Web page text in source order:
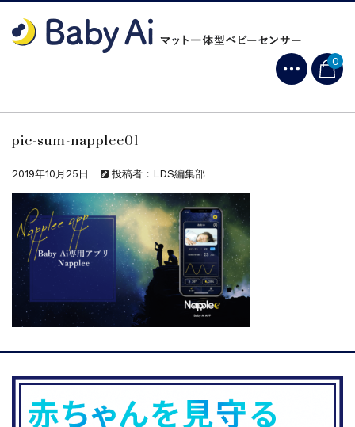
0
pic-sum-napplee01
2019年10月25日 投稿者：LDS編集部